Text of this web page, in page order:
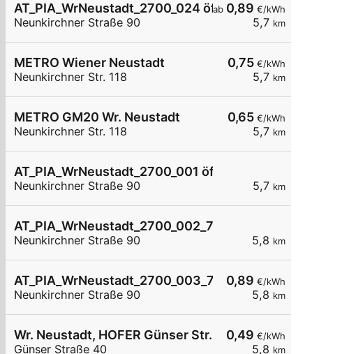
ab 0,89 €/kWh
5,7 km
AT_PIA_WrNeustadt_2700_024 öffentlich
Neunkirchner Straße 90
0,75€/kWh
5,7 km
METRO Wiener Neustadt
Neunkirchner Str. 118
0,65€/kWh
5,7 km
METRO GM20 Wr. Neustadt
Neunkirchner Str. 118
5,7 km
AT_PIA_WrNeustadt_2700_001 öffentlich
Neunkirchner Straße 90
5,8 km
AT_PIA_WrNeustadt_2700_002_7421036489 öffentlich
Neunkirchner Straße 90
0,89 €/kWh
5,8 km
AT_PIA_WrNeustadt_2700_003_7421036489 öffentlich
Neunkirchner Straße 90
0,49 €/kWh
5,8 km
Wr. Neustadt, HOFER Günser Str.
Günser Straße 40